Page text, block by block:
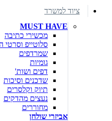
ציוד למשרד
MUST HAVE
מכשירי כתיבה
סלוטייפ וסרטי
שמרדפים
גומיות
דפים ושות'
שדכנים וסיכות
תיוק וקלסרים
נעצים מהדקים
מחוררים
אביזרי שולחן